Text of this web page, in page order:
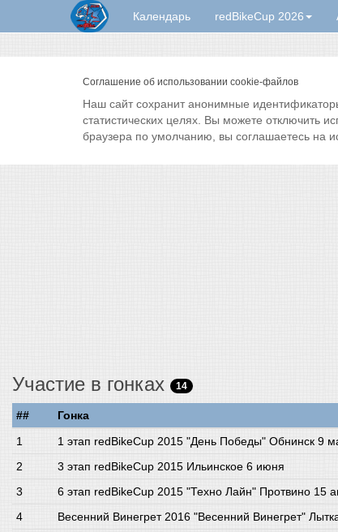
Календарь redBikeCup 2026
Соглашение об использовании cookie-файлов
Наш сайт сохранит анонимные
статистических целях. Вы можете отключить
браузера по умолчанию, вы соглашаетесь на
Участие в гонках 14
## Гонка
1 этап redBikeCup 2015 "День Победы" Обнинск 9
3 этап redBikeCup 2015 Ильинское 6 июня
6 этап redBikeCup 2015 "Техно Лайн" Протвино 15
Весенний Винегрет 2016 "Весенний Винегрет"